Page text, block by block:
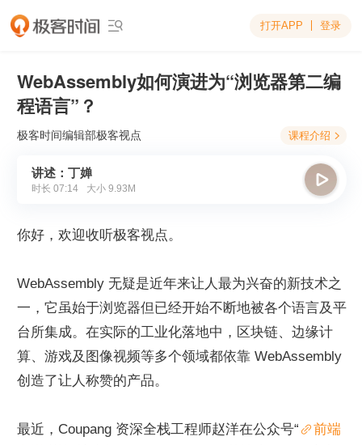
 打开APP 登录
WebAssembly如何演进为“浏览器第二编
程语言”？
极客时间编辑部极客视点 课程介绍 
讲述：丁婵
时长 07:14 大小 9.93M

你好，欢迎收听极客视点。
WebAssembly 无疑是近年来让人最为兴奋的新技术之
一，它虽始于浏览器但已经开始不断地被各个语言及平
台所集成。在实际的工业化落地中，区块链、边缘计
算、游戏及图像视频等多个领域都依靠 WebAssembly
创造了让人称赞的产品。
最近，Coupang 资深全栈工程师赵洋在公众号“
前端